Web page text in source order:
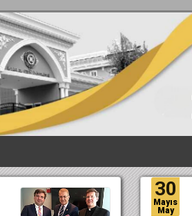
30
Mayıs
May